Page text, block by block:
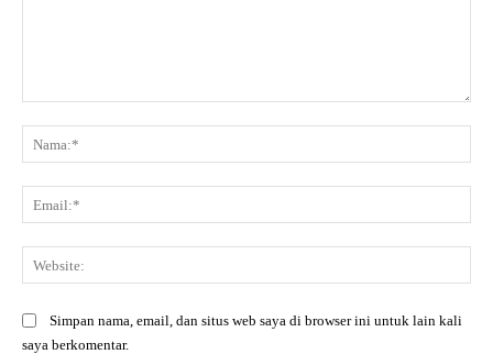
Simpan nama, email, dan situs web saya di browser ini untuk lain kali
saya berkomentar.